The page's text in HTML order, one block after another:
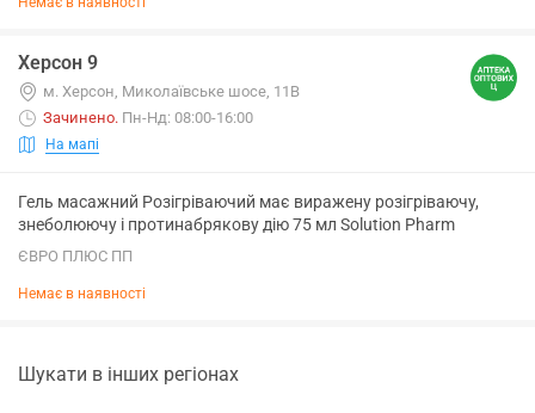
Херсон 9
м. Херсон, Миколаївське шосе, 11В
Зачинено. Пн-Нд: 08:00-16:00
На мапі
Гель масажний Розігріваючий має виражену розігріваючу,
знеболюючу і протинабрякову дію 75 мл Solution Pharm
ЄВРО ПЛЮС ПП
Немає в наявності
Шукати в інших регіонах